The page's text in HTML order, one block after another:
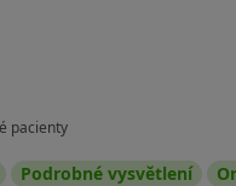
pacienty
Podrobné vysvětlení